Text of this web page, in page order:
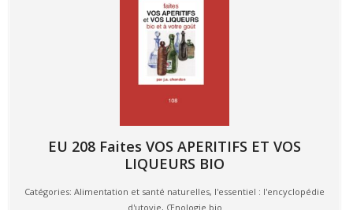
EU 208 Faites VOS APERITIFS ET VOS
LIQUEURS BIO
Catégories: Alimentation et santé naturelles, l'essentiel : l'encyclopédie
d'utovie, Œnologie bio